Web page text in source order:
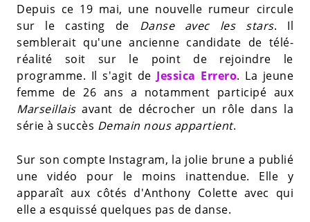
Depuis ce 19 mai, une nouvelle rumeur circule
sur le casting de Danse avec les stars. Il
semblerait qu'une ancienne candidate de télé-
réalité soit sur le point de rejoindre le
programme. Il s'agit de Jessica Errero. La jeune
femme de 26 ans a notamment participé aux
Marseillaisavant de décrocher un rôle dans la
série à succès Demain nous appartient.
Sur son compte Instagram, la jolie brune a publié
une vidéo pour le moins inattendue. Elle y
apparaît aux côtés d'Anthony Colette avec qui
elle a esquissé quelques pas de danse.